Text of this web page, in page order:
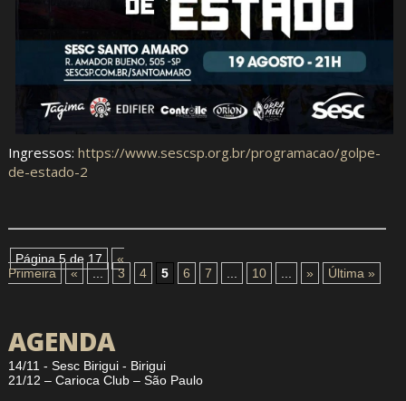
AGENDA
14/11 - Sesc Birigui - Birigui
21/12 – Carioca Club – São Paulo
Ingressos: https://www.sescsp.org.br/programacao/golpe-
de-estado-2
Página 5 de 17
«
Primeira
« ... 3 4 5 6 7 10 » Última »